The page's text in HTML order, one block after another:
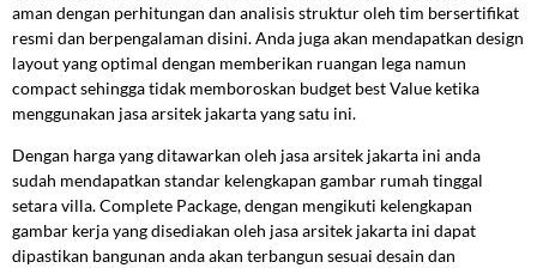
aman dengan perhitungan dan analisis struktur oleh tim bersertifikat
resmi dan berpengalaman disini. Anda juga akan mendapatkan design
layout yang optimal dengan memberikan ruangan lega namun
compact sehingga tidak memboroskan budget best Value ketika
menggunakan jasa arsitek jakarta yang satu ini.
Dengan harga yang ditawarkan oleh jasa arsitek jakarta ini anda
sudah mendapatkan standar kelengkapan gambar rumah tinggal
setara villa. Complete Package, dengan mengikuti kelengkapan
gambar kerja yang disediakan oleh jasa arsitek jakarta ini dapat
dipastikan bangunan anda akan terbangun sesuai desain dan